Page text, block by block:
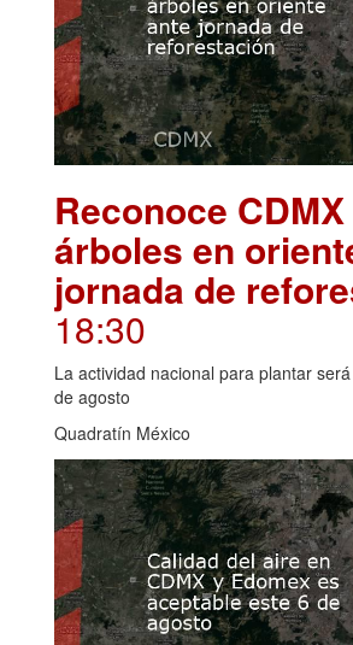
Reconoce
árboles en
jornada de
18:30
La actividad nacional para plantar
de agosto
Quadratín México